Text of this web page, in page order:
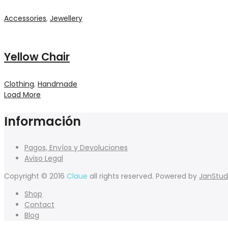
Accessories, Jewellery
Yellow Chair
Clothing, Handmade
Load More
Información
Pagos, Envíos y Devoluciones
Aviso Legal
Copyright © 2016 Claue all rights reserved. Powered by
Shop
Contact
Blog